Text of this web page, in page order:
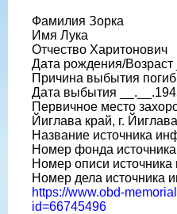
Фамилия Зорка
Имя Лука
Отчество Харитонович
Дата рождения/Возраст
Причина выбытия погиб
Дата выбытия
Первичное место
Йиглава край, г. Йиглава
Название источника
Номер фонда
Номер описи
Номер дела источника
https://www.obd-
id=66745496